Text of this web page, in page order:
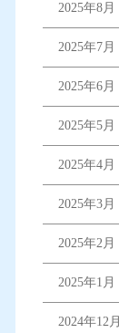
2025年8月
2025年7月
2025年6月
2025年5月
2025年4月
2025年3月
2025年2月
2025年1月
2024年12月